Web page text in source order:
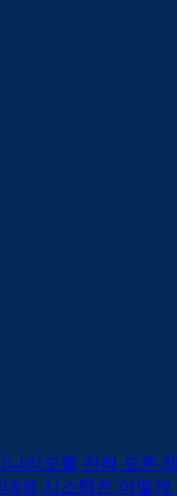
나리오를 전혀 모른
응 시스템은 어떻게